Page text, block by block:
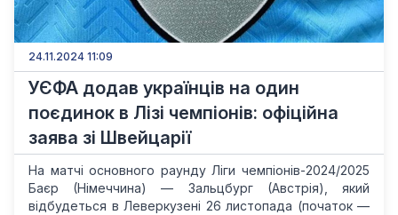
24.11.2024 11:09
УЄФА додав українців на один
поєдинок в Лізі чемпіонів: офіційна
заява зі Швейцарії
На матчі основного раунду Ліги чемпіонів-2024/2025
Баєр (Німеччина) — Зальцбург (Австрія), який
відбудеться в Леверкузені 26 листопада (початок —